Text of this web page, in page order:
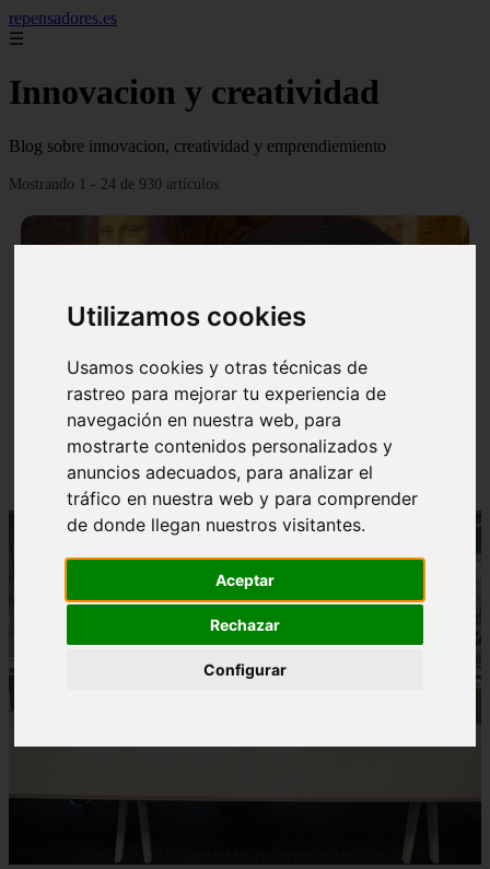
Utilizamos cookies
Usamos cookies y otras técnicas de
rastreo para mejorar tu experiencia de
navegación en nuestra web, para
mostrarte contenidos personalizados y
anuncios adecuados, para analizar el
tráfico en nuestra web y para comprender
de donde llegan nuestros visitantes.
Aceptar
Rechazar
Configurar
repensadores.es
☰
Innovacion y creatividad
Blog sobre innovacion, creatividad y emprendiemiento
Mostrando 1 - 24 de 930 artículos
La tecnica de creatividad Da Vinci